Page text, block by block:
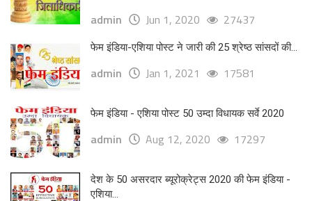
admin Jun 1, 2020 27437
फेम इंडिया-एशिया पोस्ट ने जारी की 25 श्रेष्ठ सांसदों की...
admin Jan 1, 2021 17581
फेम इंडिया - एशिया पोस्ट 50 उम्दा विधायक सर्वे 2020
admin Aug 12, 2020 17297
देश के 50 असरदार ब्यूरोक्रेट्स 2020 की फेम इंडिया -
एशिया...